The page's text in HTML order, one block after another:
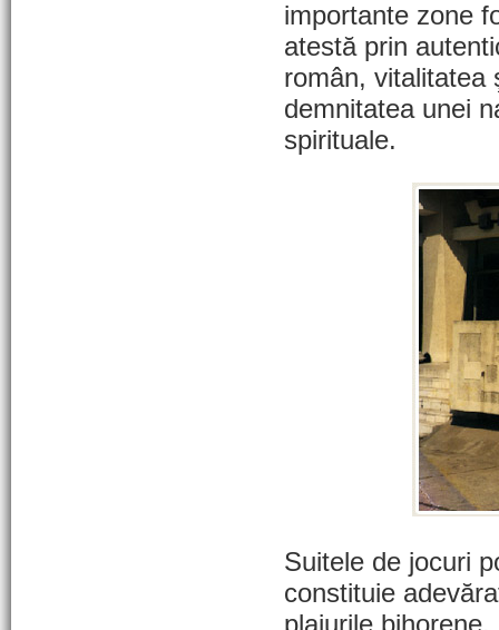
importante zone
atestă prin
român, vitalitatea
demnitatea unei
spirituale.
Suitele de jocuri
constituie
plaiurile